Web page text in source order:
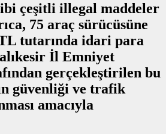
çeşitli illegal maddeler
75 araç sürücüsüne
tutarında idari para
İl Emniyet
gerçekleştirilen bu
güvenliği ve trafik
amacıyla